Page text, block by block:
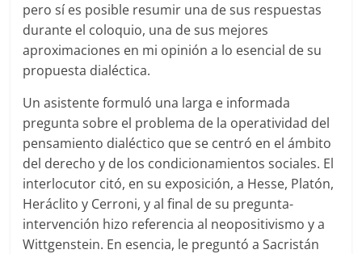
pero sí es posible resumir una de sus respuestas
durante el coloquio, una de sus mejores
aproximaciones en mi opinión a lo esencial de su
propuesta dialéctica.
Un asistente formuló una larga e informada
pregunta sobre el problema de la operatividad del
pensamiento dialéctico que se centró en el ámbito
del derecho y de los condicionamientos sociales. El
interlocutor citó, en su exposición, a Hesse, Platón,
Heráclito y Cerroni, y al final de su pregunta-
intervención hizo referencia al neopositivismo y a
Wittgenstein. En esencia, le preguntó a Sacristán